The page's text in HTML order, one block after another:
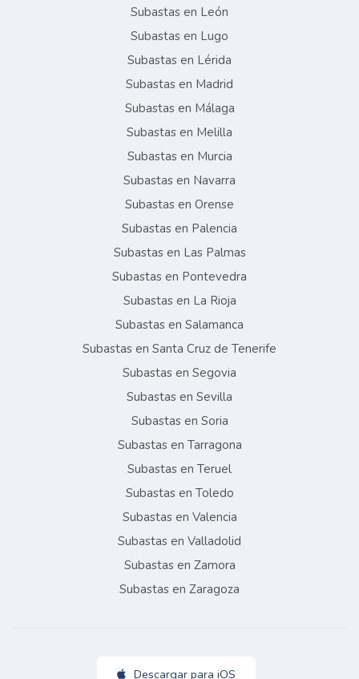
Subastas en León
Subastas en Lugo
Subastas en Lérida
Subastas en Madrid
Subastas en Málaga
Subastas en Melilla
Subastas en Murcia
Subastas en Navarra
Subastas en Orense
Subastas en Palencia
Subastas en Las Palmas
Subastas en Pontevedra
Subastas en La Rioja
Subastas en Salamanca
Subastas en Santa Cruz de Tenerife
Subastas en Segovia
Subastas en Sevilla
Subastas en Soria
Subastas en Tarragona
Subastas en Teruel
Subastas en Toledo
Subastas en Valencia
Subastas en Valladolid
Subastas en Zamora
Subastas en Zaragoza
Descargar para iOS